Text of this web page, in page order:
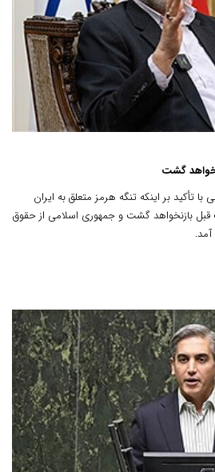
گشت
بر اینکه تنگه هرمز متعلق به ایران
بازنخواهد گشت و جمهوری اسلامی از حقوق